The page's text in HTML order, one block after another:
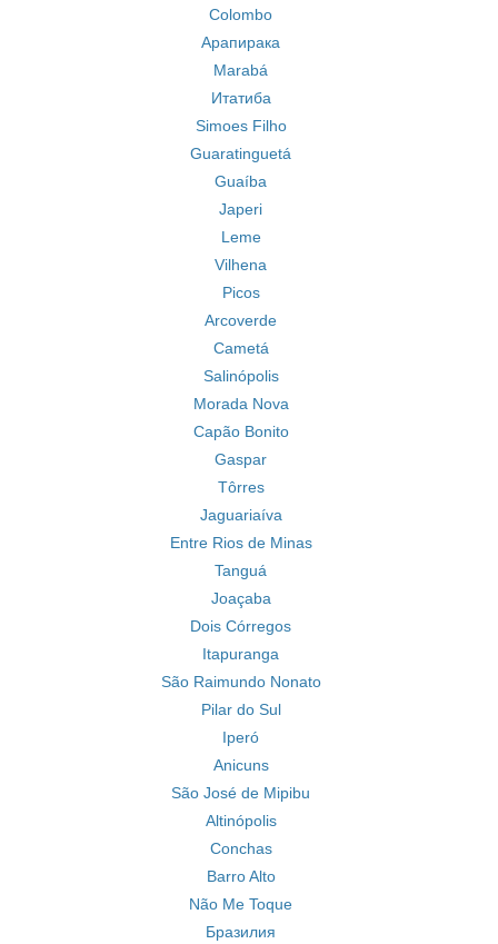
Colombo
Арапирака
Marabá
Итатиба
Simoes Filho
Guaratinguetá
Guaíba
Japeri
Leme
Vilhena
Picos
Arcoverde
Cametá
Salinópolis
Morada Nova
Capão Bonito
Gaspar
Tôrres
Jaguariaíva
Entre Rios de Minas
Tanguá
Joaçaba
Dois Córregos
Itapuranga
São Raimundo Nonato
Pilar do Sul
Iperó
Anicuns
São José de Mipibu
Altinópolis
Conchas
Barro Alto
Não Me Toque
Бразилия